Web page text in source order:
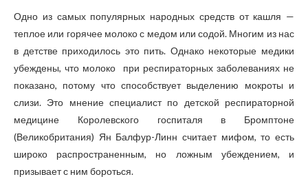
Одно из самых популярных народных средств от кашля —
теплое или горячее молоко с медом или содой. Многим из нас
в детстве приходилось это пить. Однако некоторые медики
убеждены, что молоко при респираторных заболеваниях не
показано, потому что способствует выделению мокроты и
слизи. Это мнение специалист по детской респираторной
медицине Королевского госпиталя в Бромптоне
(Великобритания) Ян Балфур-Линн считает мифом, то есть
широко распространенным, но ложным убеждением, и
призывает с ним бороться.